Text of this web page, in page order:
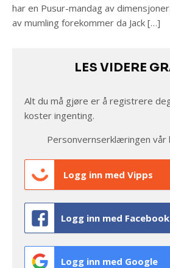
har en Pusur-mandag av
av mumling forekommer da Jack […]
LES VIDERE
Alt du må gjøre er å registrere
koster ingenting.
Personvernserklæringen vår
Logg inn med Vipps
Logg inn med Facebook
Logg inn med Google